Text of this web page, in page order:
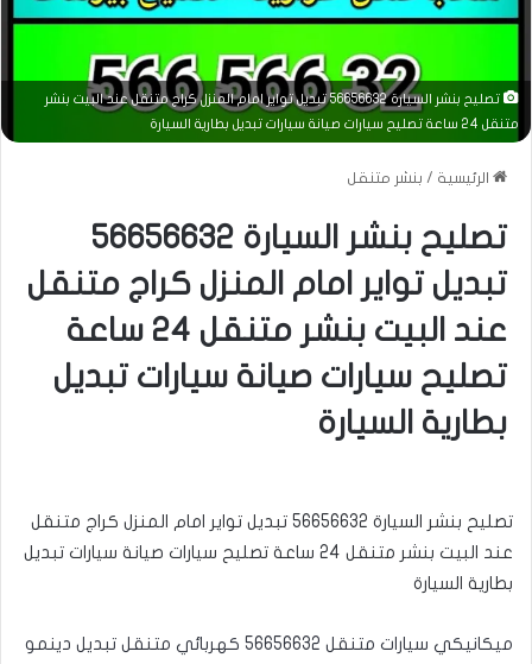
تصليح بنشر السيارة 56656632 تبديل تواير امام المنزل كراج متنقل عند البيت بنشر
متنقل 24 ساعة تصليح سيارات صيانة سيارات تبديل بطارية السيارة
الرئيسية / بنشر متنقل
تصليح بنشر السيارة 56656632
تبديل تواير امام المنزل كراج متنقل
عند البيت بنشر متنقل 24 ساعة
تصليح سيارات صيانة سيارات تبديل
بطارية السيارة
تصليح بنشر السيارة 56656632 تبديل تواير امام المنزل كراج متنقل
عند البيت بنشر متنقل 24 ساعة تصليح سيارات صيانة سيارات تبديل
بطارية السيارة
ميكانيكي سيارات متنقل 56656632 كهربائي متنقل تبديل دينمو